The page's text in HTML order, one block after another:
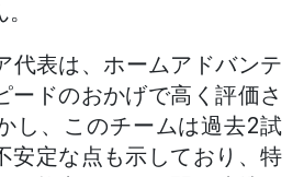
代表は、ホームアドバンテ
ードのおかげで高く評価さ
し、このチームは過去2試
安定な点も示しており、特